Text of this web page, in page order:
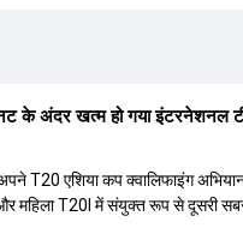
के अंदर खत्म हो गया इंटरनेशनल
T20 एशिया कप क्वालिफाइंग
महिला T20I में संयुक्त रूप से दूसरी